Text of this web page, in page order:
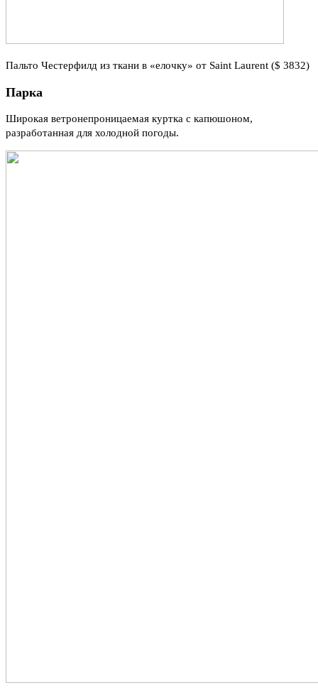
Пальто Честерфилд из ткани в «елочку» от Saint Laurent ($ 3832)
Парка
Широкая ветронепроницаемая куртка с капюшоном,
разработанная для холодной погоды.